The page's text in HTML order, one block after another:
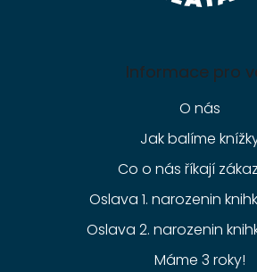
Informace pro
O nás
Jak balíme
Co o nás říkají
Oslava 1. narozenin
Oslava 2. narozenin
Máme 3 roky!